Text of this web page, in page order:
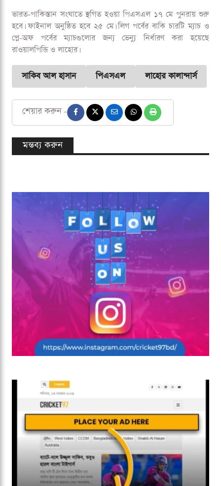
ভারত-পাকিস্তান সংঘাতে স্থগিত হওয়া পিএসএল ১৭ মে পুনরায় শুরু
হবে। ফাইনাল অনুষ্ঠিত হবে ২৫ মে। লিগ পর্বের বাকি চারটি ম্যাচ ও
প্লে-অফ পর্বের ম্যাচগুলোর জন্য ভেন্যু নির্ধারণ করা হয়েছে
রাওয়ালপিন্ডি ও লাহোর।
সাকিব আল হাসান পিএসএল লাহোর কালান্দার্স
শেয়ার করুন -
মন্তব্য করুন